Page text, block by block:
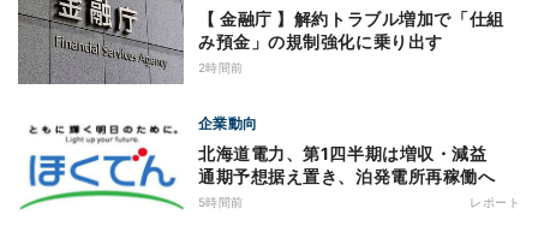
【 金融庁 】解約トラブル増加で「仕組
み預金」の規制強化に乗り出す
2時間前
企業動向
北海道電力、第1四半期は増収・減益
通期予想据え置き、泊発電所再稼働へ
5時間前 レポート